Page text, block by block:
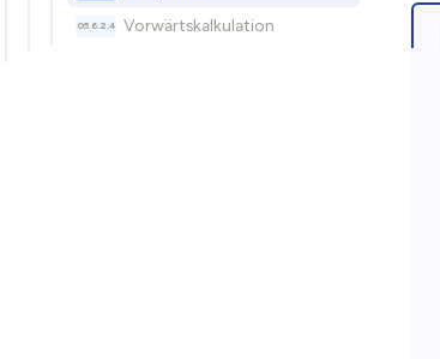
Vorwärtskalkulation